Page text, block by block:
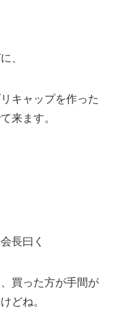
、
キャップを作った
来ます。
長曰く
買った方が手間が
どね。